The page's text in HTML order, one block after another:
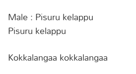
Male : Pisuru kelappu
Pisuru kelappu
Kokkalangaa kokkalangaa